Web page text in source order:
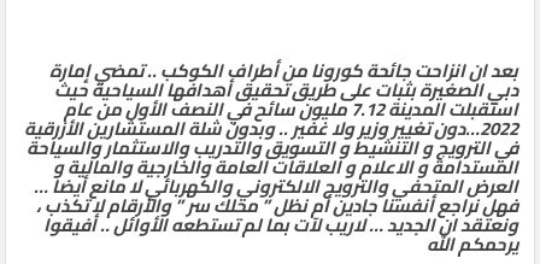
بعد ان انزاحت جائحة كورونا من أطراف الكوكب .. تمضي إمارة
دبي الصغيرة بثبات على طريق تحقيق أهدافها السياحية حيث
استقبلت المدينة 7.12 مليون سائح في النصف الأول من عام
2022…دون تغيير وزير ولا غفير .. وبدون شلة المستشارين الأزرقية
في الترويج و التنشيط و التسويق والتدريب والاستثمار والسياحة
المستدامة و الاعلام و العلاقات العامة والخارجية والمالية و
العرض المتحفي والترويج الالكتروني والكهربائي لا مانع أيضا …
فهل نراجع أنفسنا جادين أم نظل ” محلك سر ” والأرقام لا تكذب ،
ونعتقد ان الجديد … لاريب لآت بما لم تستطعه الأوائل .. أفيقوا
يرحمكم الله